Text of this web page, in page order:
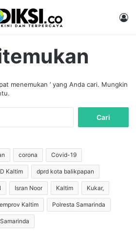
menemukan ’ yang Anda cari. Mungkin
u
n
t
u
k
:
corona Covid-19
Kaltim dprd kota balikpapan
Isran Noor Kaltim Kukar,
Kaltim Polresta Samarinda